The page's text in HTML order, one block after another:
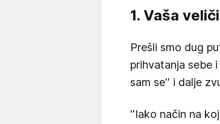
1. Vaša
Prešli smo dug
prihvatanja sebe
sam se'' i dalje
''Iako način na